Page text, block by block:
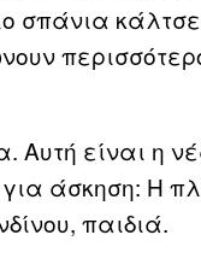
Αυτή είναι η
άσκηση: Η
παιδιά.